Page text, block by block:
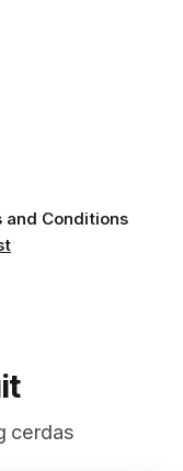
and Conditions
cerdas